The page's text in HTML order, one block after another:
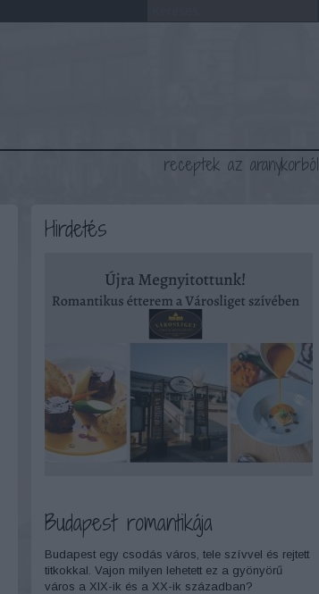
receptek az aranykorból
Hirdetés
Budapest romantikája
Budapest egy csodás város, tele szívvel és rejtett
titkokkal. Vajon milyen lehetett ez a gyönyörű
város a XIX-ik és a XX-ik században?